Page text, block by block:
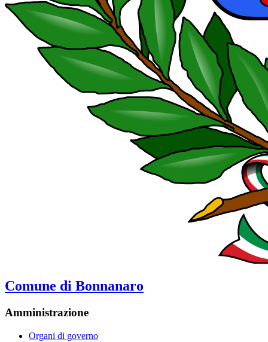
Comune di Bonnanaro
Amministrazione
Organi di governo